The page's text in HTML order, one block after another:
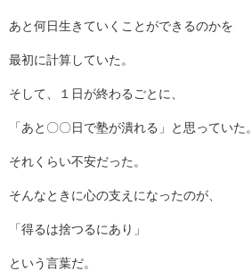
あと何日生きていくことができるのかを
最初に計算していた。
そして、１日が終わるごとに、
「あと〇〇日で塾が潰れる」と思っていた。
それくらい不安だった。
そんなときに心の支えになったのが、
「得るは捨つるにあり」
という言葉だ。